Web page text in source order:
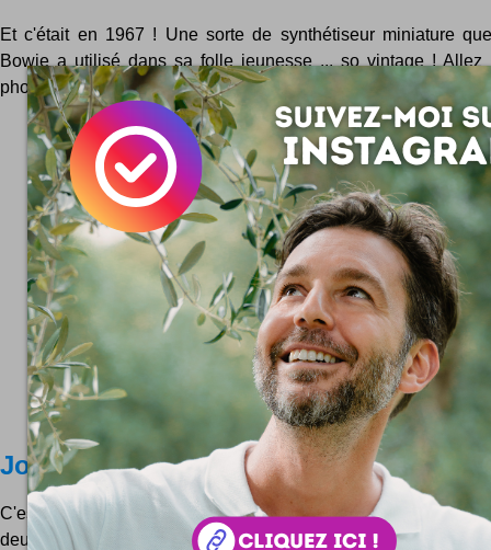
Et c'était en 1967 ! Une sorte de synthétiseur miniature
Bowie a utilisé dans sa folle jeunesse ... so vintage ! Allez
photo de l'instrument ... Un clavier composé de...
Jouer aux Legos
C'est bien cool de jouer aux legos, ou alors de jouer du
deux :)